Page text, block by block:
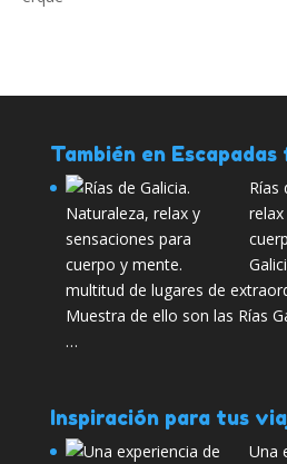
También en Escapadas
Rías
multitud de lugares de
Muestra de ello son las Rías
…
Inspiración para tus
Una